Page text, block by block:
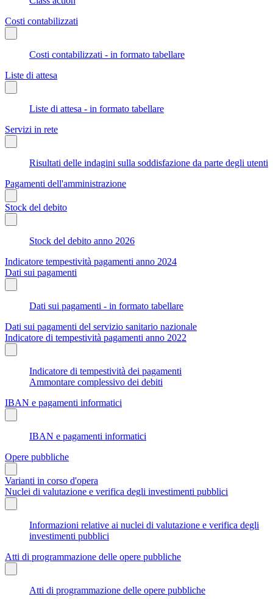
Costi contabilizzati
Costi contabilizzati - in formato tabellare
Liste di attesa
Liste di attesa - in formato tabellare
Servizi in rete
Risultati delle indagini sulla soddisfazione da parte degli utenti
Pagamenti dell'amministrazione
Stock del debito
Stock del debito anno 2026
Indicatore tempestività pagamenti anno 2024
Dati sui pagamenti
Dati sui pagamenti - in formato tabellare
Dati sui pagamenti del servizio sanitario nazionale
Indicatore di tempestività pagamenti anno 2022
Indicatore di tempestività dei pagamenti
Ammontare complessivo dei debiti
IBAN e pagamenti informatici
IBAN e pagamenti informatici
Opere pubbliche
Varianti in corso d'opera
Nuclei di valutazione e verifica degli investimenti pubblici
Informazioni relative ai nuclei di valutazione e verifica degli
investimenti pubblici
Atti di programmazione delle opere pubbliche
Atti di programmazione delle opere pubbliche